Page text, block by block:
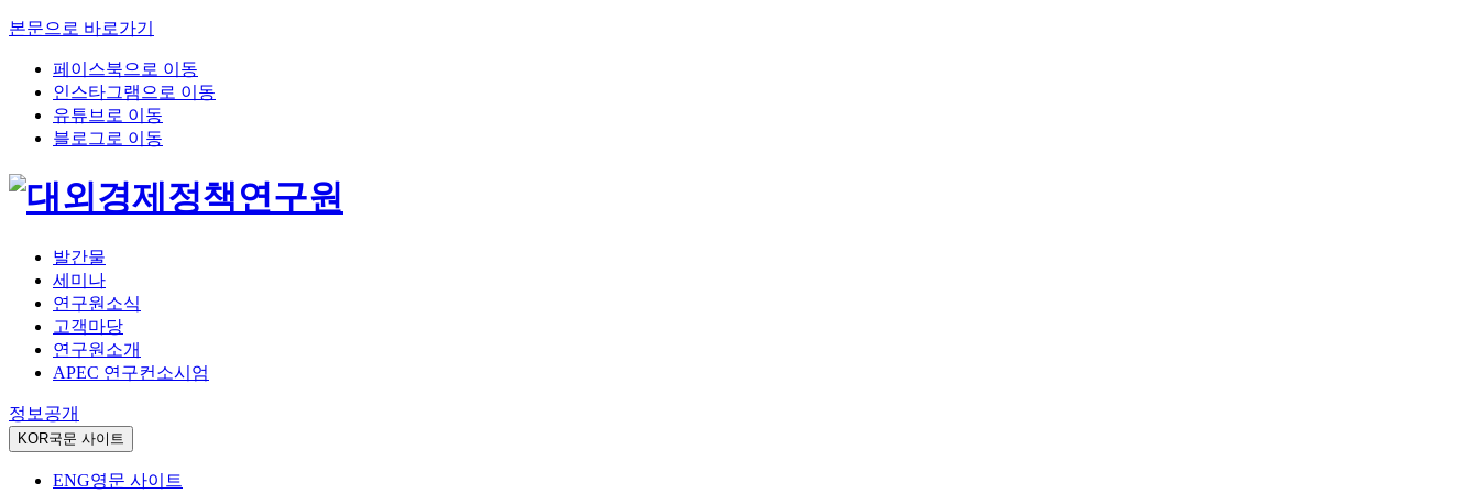
본문으로 바로가기
페이스북으로 이동
인스타그램으로 이동
유튜브로 이동
블로그로 이동
발간물
세미나
연구원소식
고객마당
연구원소개
APEC 연구컨소시엄
정보공개
KOR국문 사이트
ENG영문 사이트